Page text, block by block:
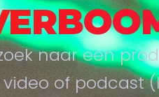
naar een
of podcast